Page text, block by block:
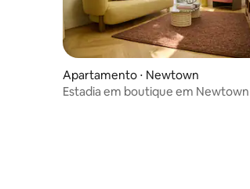
Apartamento ⋅ Newtown
Estadia em boutique em Newtown